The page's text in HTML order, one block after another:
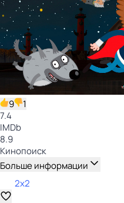
9
1
7.4
IMDb
8.9
Кинопоиск
Больше информации
2x2